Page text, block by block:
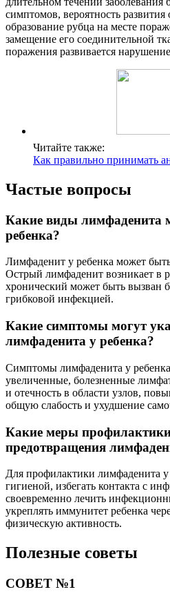
симптомов, вероятность
образование рубца на месте
замещение его соединительной
поражения развивается
Читайте также:
Как правильно принимать
Частые вопросы
Какие виды лимфаденита
ребенка?
Лимфаденит у ребенка может
Острый лимфаденит возникает в
хронический может быть вызван
грибковой инфекцией.
Какие симптомы могут
лимфаденита у ребенка?
Симптомы лимфаденита у
увеличенные, болезненные
и отечность в области узлов,
общую слабость и ухудшение
Какие меры
предотвращения
Для профилактики лимфаденита у
гигиеной, избегать контакта с
своевременно лечить
укреплять иммунитет ребенка
физическую активность.
Полезные советы
СОВЕТ №1